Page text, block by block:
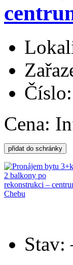
Cena:
Stav: